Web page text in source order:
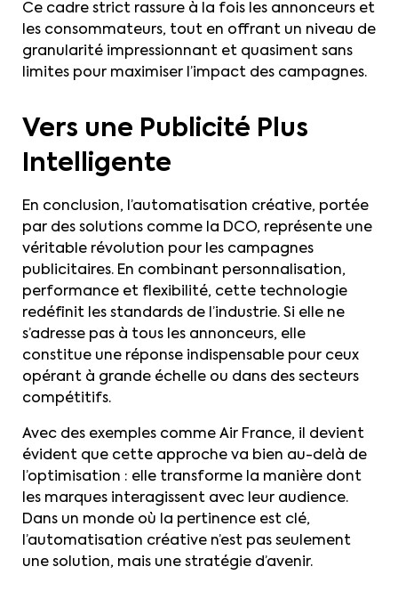
Ce cadre strict rassure à la fois les annonceurs et
les consommateurs, tout en offrant un niveau de
granularité impressionnant et quasiment sans
limites pour maximiser l’impact des campagnes.
Vers une Publicité Plus
Intelligente
En conclusion, l’automatisation créative, portée
par des solutions comme la DCO, représente une
véritable révolution pour les campagnes
publicitaires. En combinant personnalisation,
performance et flexibilité, cette technologie
redéfinit les standards de l’industrie. Si elle ne
s’adresse pas à tous les annonceurs, elle
constitue une réponse indispensable pour ceux
opérant à grande échelle ou dans des secteurs
compétitifs.
Avec des exemples comme Air France, il devient
évident que cette approche va bien au-delà de
l’optimisation : elle transforme la manière dont
les marques interagissent avec leur audience.
Dans un monde où la pertinence est clé,
l’automatisation créative n’est pas seulement
une solution, mais une stratégie d’avenir.